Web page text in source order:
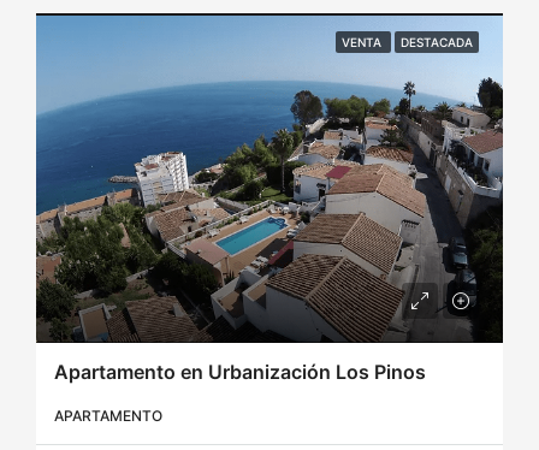
VENTA DESTACADA
Apartamento en Urbanización Los Pinos
APARTAMENTO